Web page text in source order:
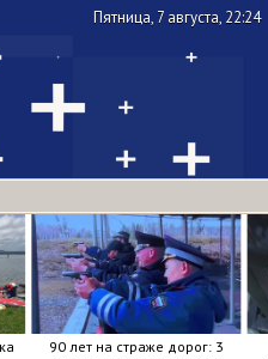
Пятница, 7 августа, 22:24
90 лет на страже дорог: 3